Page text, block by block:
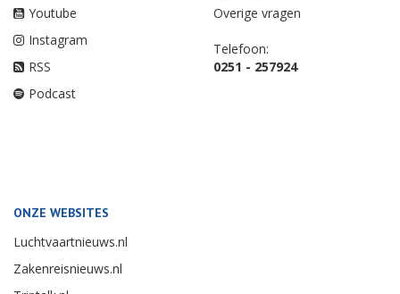
Youtube
Instagram
RSS
Podcast
Overige vragen
Telefoon:
0251 - 257924
ONZE WEBSITES
Luchtvaartnieuws.nl
Zakenreisnieuws.nl